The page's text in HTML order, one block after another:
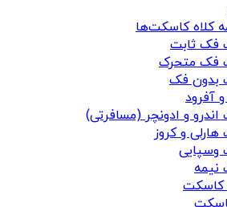
کلاه کاسکت‌ها
فک ثابت
فک متحرک
بدون فک
آفرود
و ادونچر (مسافرتی)
و کروز
وسپایی
نیمه
کاسکت